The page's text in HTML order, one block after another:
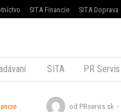
SITA Financie SITA Doprava
SITA PR Servis
od PRservis.sk